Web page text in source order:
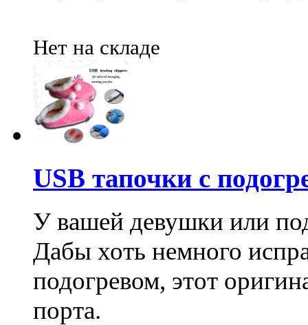
Нет на складе
USB тапочки с
У вашей девушки или
Дабы хоть немного
подогревом, этот
порта.